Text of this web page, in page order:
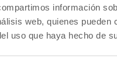
información
web, quienes
uso que haya hecho de
untipo de